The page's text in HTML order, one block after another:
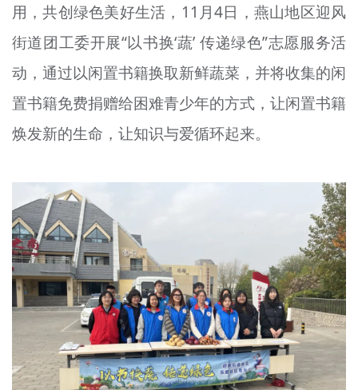
榜样人物
+
身边好人
文明评论
北京宣传文化引导基金
宣传思想文化人才
专题
资料库
+
用，共创绿色美好生活，11月4日，燕山地区迎风
街道团工委开展“以书换‘蔬’ 传递绿色”志愿服务活
动，通过以闲置书籍换取新鲜蔬菜，并将收集的闲
置书籍免费捐赠给困难青少年的方式，让闲置书籍
焕发新的生命，让知识与爱循环起来。